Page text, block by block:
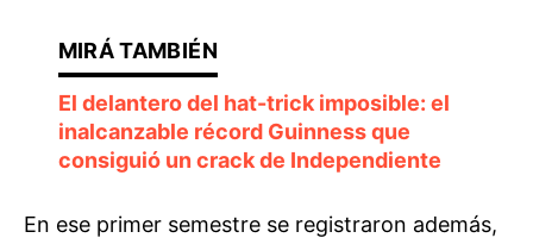
El delantero del hat-trick imposible: el
inalcanzable récord Guinness que
consiguió un crack de Independiente
En ese primer semestre se registraron además,